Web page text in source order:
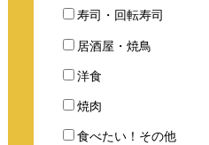
寿司・回転寿司
居酒屋・焼鳥
洋食
焼肉
食べたい！その他